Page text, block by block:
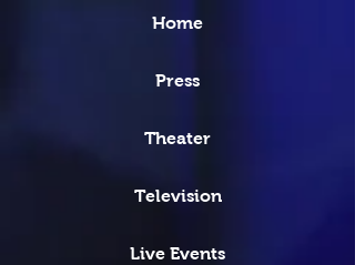
Home
Press
Theater
Television
Live Events